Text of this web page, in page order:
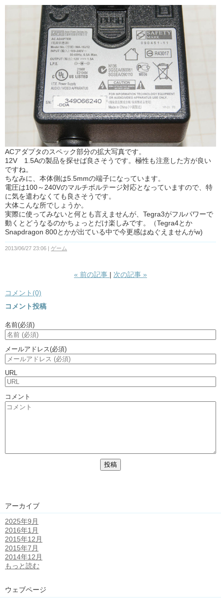
ACアダプタのスペック部分の拡大写真です。
12V 1.5Aの製品を探せば良さそうです。極性も注意した方が良い
ですね。
ちなみに、本体側は5.5mmの端子になっています。
電圧は100～240Vのマルチボルテージ対応となっていますので、特
に気を遣わなくても良さそうです。
大体こんな所でしょうか。
実際に使ってみないと何とも言えませんが、Tegra3がフルパワーで
動くとどうなるのかちょっとだけ楽しみです。（Tegra4とか
Snapdragon 800とかが出ている中で今更感はぬぐえませんがw)
2013/06/27 23:06 ゲーム
« 前の記事 次の記事 »
コメント(0)
コメント投稿
名前(必須)
メールアドレス(必須)
URL
コメント
アーカイブ
2025年9月
2016年1月
2015年12月
2015年7月
2014年12月
もっと読む
ウェブページ